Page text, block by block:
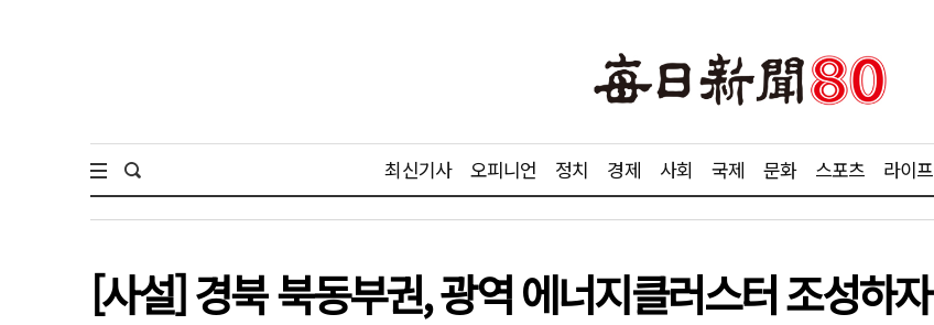
최신기사 오피니언 정치 경제 사회 국제 문화 스포츠 라이프
[사설] 경북 북동부권, 광역 에너지클러스터 조성하자